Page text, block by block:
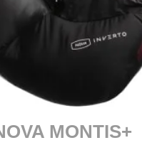
MONTIS+